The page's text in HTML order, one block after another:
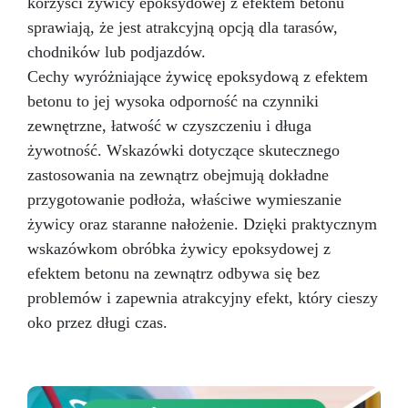
wagi, co sprawia, że proces twórczy staje się
bezproblemowy.
Masz pytania? Jako
producent oferujemy profesjonalne wsparcie: w
przypadku pytań skontaktuj się z naszym
dedykowanym zespołem wsparcia, aby uzyskać
pomoc i porady. Przezroczysta Żywica
Epoksydowa ICRYSTAL jest idealna do
Twórczości i Rękodzieła: Odlewów żywicznych
od 1 mm do 2 cm grubości (możliwe jest
tworzenie wielu warstw) Odlewów w formach
silikonowych (biżuteria, podstawki, tace)
Odlewania przedmiotów i materiałów (monety,
kamienie, muszle, korki itp.) Meblarstwa i
stolarstwa (stoły drewno-żywiczne itp.) Dzieł
sztuki, podłóg i powłok ochronnych Impregnacji
włókna szklanego i węglowego (naprawy,
powłoki ochronne)
sprawiają, że jest atrakcyjną opcją dla tarasów,
chodników lub podjazdów.
Cechy wyróżniające żywicę epoksydową z efektem
betonu to jej wysoka odporność na czynniki
zewnętrzne, łatwość w czyszczeniu i długa
żywotność. Wskazówki dotyczące skutecznego
zastosowania na zewnątrz obejmują dokładne
przygotowanie podłoża, właściwe wymieszanie
żywicy oraz staranne nałożenie. Dzięki praktycznym
wskazówkom obróbka żywicy epoksydowej z
efektem betonu na zewnątrz odbywa się bez
problemów i zapewnia atrakcyjny efekt, który cieszy
oko przez długi czas.